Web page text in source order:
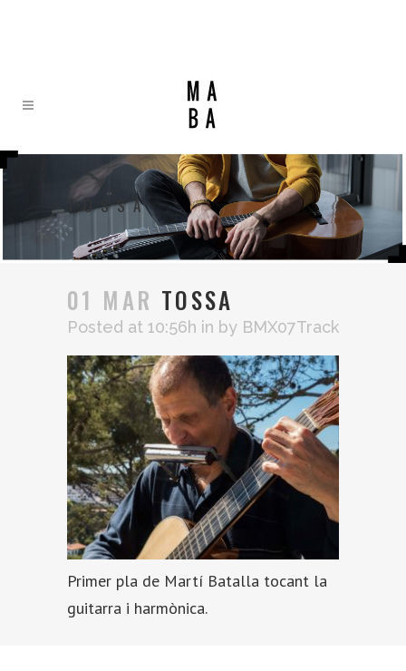
TOSSA
01 MAR TOSSA
Posted at 10:56h in by BMX07Track
Primer pla de Martí Batalla tocant la
guitarra i harmònica.